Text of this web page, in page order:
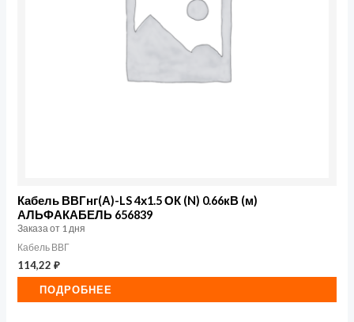
Кабель ВВГнг(А)-LS 4х1.5 ОК (N) 0.66кВ (м)
АЛЬФАКАБЕЛЬ 656839
Заказа от 1 дня
Кабель ВВГ
114,22₽
ПОДРОБНЕЕ